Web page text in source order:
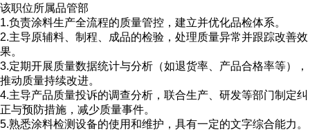
该职位所属品管部
1.负责涂料生产全流程的质量管控，建立并优化品检体系。
2.主导原辅料、制程、成品的检验，处理质量异常并跟踪改善效
果。
3.定期开展质量数据统计与分析（如退货率、产品合格率等），
推动质量持续改进。
4.主导产品质量投诉的调查分析，联合生产、研发等部门制定纠
正与预防措施，减少质量事件。
5.熟悉涂料检测设备的使用和维护，具有一定的文字综合能力。